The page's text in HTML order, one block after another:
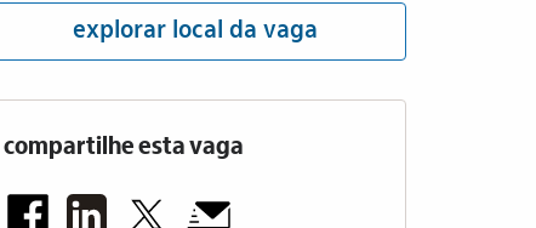
explorar local da vaga
compartilhe esta vaga